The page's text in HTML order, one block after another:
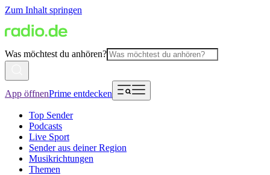
Zum Inhalt springen
Was möchtest du anhören?
App öffnenPrime entdecken
Top Sender
Podcasts
Live Sport
Sender aus deiner Region
Musikrichtungen
Themen